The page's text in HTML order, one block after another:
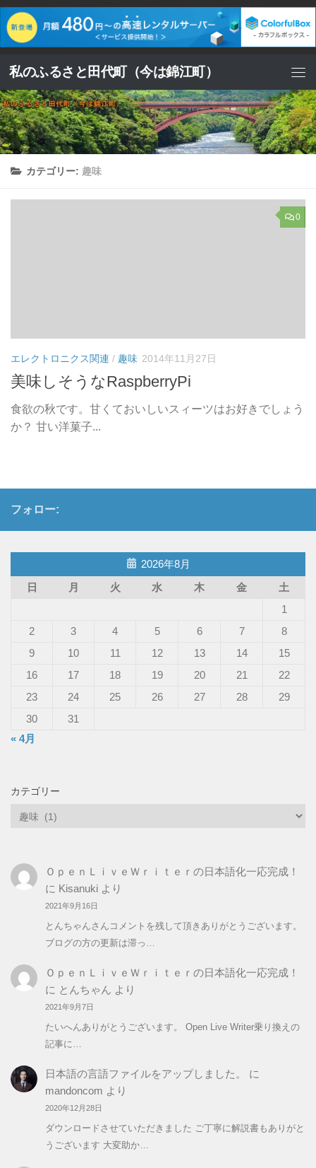
コンテンツへスキップ
私のふるさと田代町（今は錦江町）
カテゴリー: 趣味
0
エレクトロニクス関連 / 趣味 2014年11月27日
美味しそうなRaspberryPi
食欲の秋です。甘くておいしいスィーツはお好きでしょう
か？ 甘い洋菓子...
フォロー:
2026年8月
日
月 火 水 木 金
土
1
2
3 4 5 6 7
8
9
10 11 12 13 14
15
16
17 18 19 20 21
22
23
24 25 26 27 28
29
30
31
« 4月
カテゴリー
カ
リ
ー
ＯｐｅｎＬｉｖｅＷｒｉｔｅｒの日本語化一応完成！
に Kisanukiより
2021年9月16日
とんちゃんさんコメントを残して頂きありがとうございます。
ブログの方の更新は滞っ…
ＯｐｅｎＬｉｖｅＷｒｉｔｅｒの日本語化一応完成！
に とんちゃん より
2021年9月7日
たいへんありがとうございます。 Open Live Writer乗り換えの
記事に…
日本語の言語ファイルをアップしました。
に
mandoncom より
2020年12月28日
ダウンロードさせていただきました ご丁寧に解説書もありがと
うございます 大変助か…